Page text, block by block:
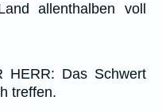
allenthalben voll
HERR: Das Schwert
treffen.